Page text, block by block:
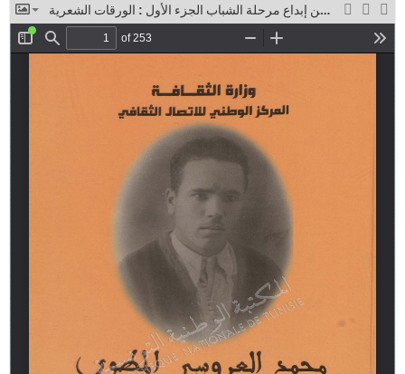
محمد العروسي المطوي سيرة وورقات من إبداع مرحلة الشباب الجزء الأول : الورقات الشعرية